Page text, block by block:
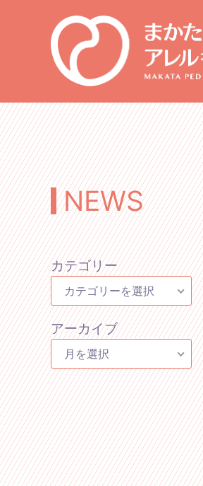
NEWS
カテゴリー
カテゴリーを選択
アーカイブ
月を選択